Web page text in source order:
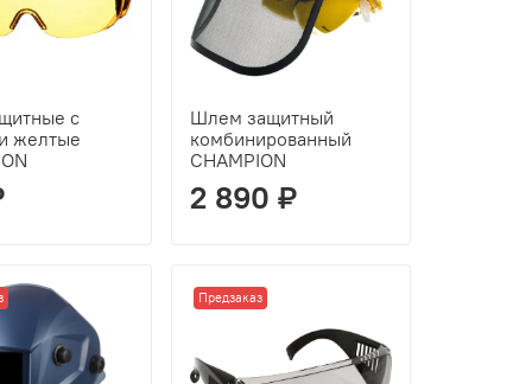
с
желтые
Шлем защитный
комбинированный
CHAMPION
2 890 ₽
Предзаказ